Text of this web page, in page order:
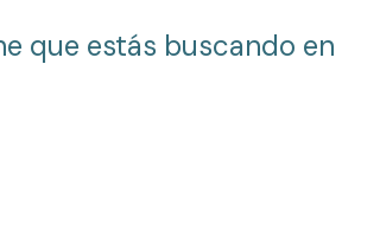
que estás buscando en